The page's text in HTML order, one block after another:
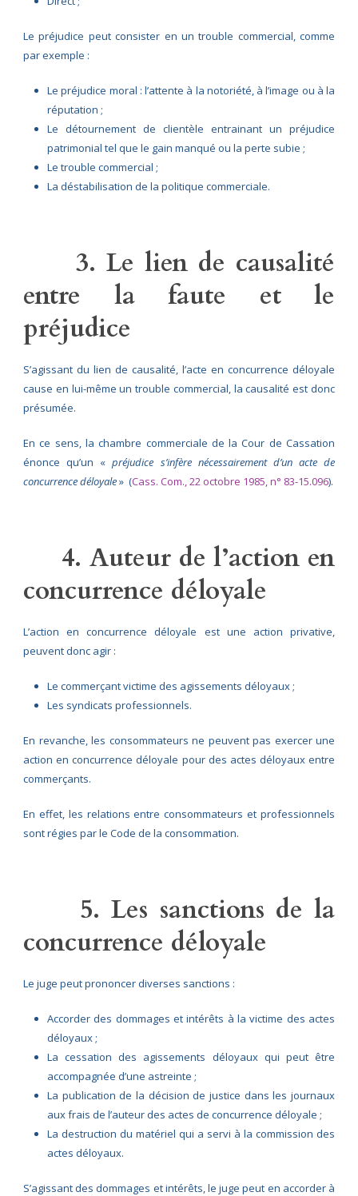
Le préjudice peut consister en un trouble commercial, comme
par exemple :
Le préjudice moral : l’attente à la notoriété, à l’image ou à la
réputation ;
Le détournement de clientèle entrainant un préjudice
patrimonial tel que le gain manqué ou la perte subie ;
Le trouble commercial ;
La déstabilisation de la politique commerciale.
3. Le lien de causalité
entre la faute et le
préjudice
S’agissant du lien de causalité, l’acte en concurrence déloyale
cause en lui-même un trouble commercial, la causalité est donc
présumée.
En ce sens, la chambre commerciale de la Cour de Cassation
énonce qu’un «préjudice s’infère nécessairement d’un acte de
concurrence déloyale» (Cass. Com., 22 octobre 1985, n° 83-15.096).
4. Auteur de l’action en
concurrence déloyale
L’action en concurrence déloyale est une action privative,
peuvent donc agir :
Le commerçant victime des agissements déloyaux ;
Les syndicats professionnels.
En revanche, les consommateurs ne peuvent pas exercer une
action en concurrence déloyale pour des actes déloyaux entre
commerçants.
En effet, les relations entre consommateurs et professionnels
sont régies par le Code de la consommation.
5. Les sanctions de la
concurrence déloyale
Le juge peut prononcer diverses sanctions :
Accorder des dommages et intérêts à la victime des actes
déloyaux ;
La cessation des agissements déloyaux qui peut être
accompagnée d’une astreinte ;
La publication de la décision de justice dans les journaux
aux frais de l’auteur des actes de concurrence déloyale ;
La destruction du matériel qui a servi à la commission des
actes déloyaux.
S’agissant des dommages et intérêts, le juge peut en accorder à